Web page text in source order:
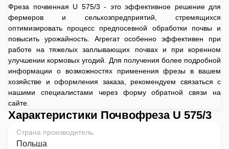
Фреза почвенная U 575/3 - это эффективное решение для
фермеров и сельхозпредприятий, стремящихся
оптимизировать процесс предпосевной обработки почвы и
повысить урожайность. Агрегат особенно эффективен при
работе на тяжелых заплывающих почвах и при коренном
улучшении кормовых угодий. Для получения более подробной
информации о возможностях применения фрезы в вашем
хозяйстве и оформления заказа, рекомендуем связаться с
нашими специалистами через форму обратной связи на
сайте.
Характеристики Почвофреза U 575/3
Страна производитель:
Польша